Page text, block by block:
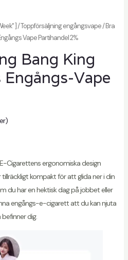
]/Toppförsäljning engångsvape/ Bra
Vape Partihandel 2%
Bang King
Vape
Cigarettens ergonomiska design
kompakt för att glida ner i din
du har en hektisk dag på jobbet eller
engångs-e-cigarett att du kan njuta
dig.